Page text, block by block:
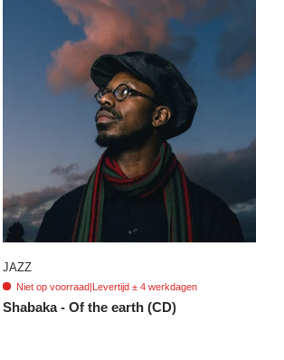
JAZZ
Niet op voorraad|Levertijd ± 4 werkdagen
Shabaka - Of the earth (CD)